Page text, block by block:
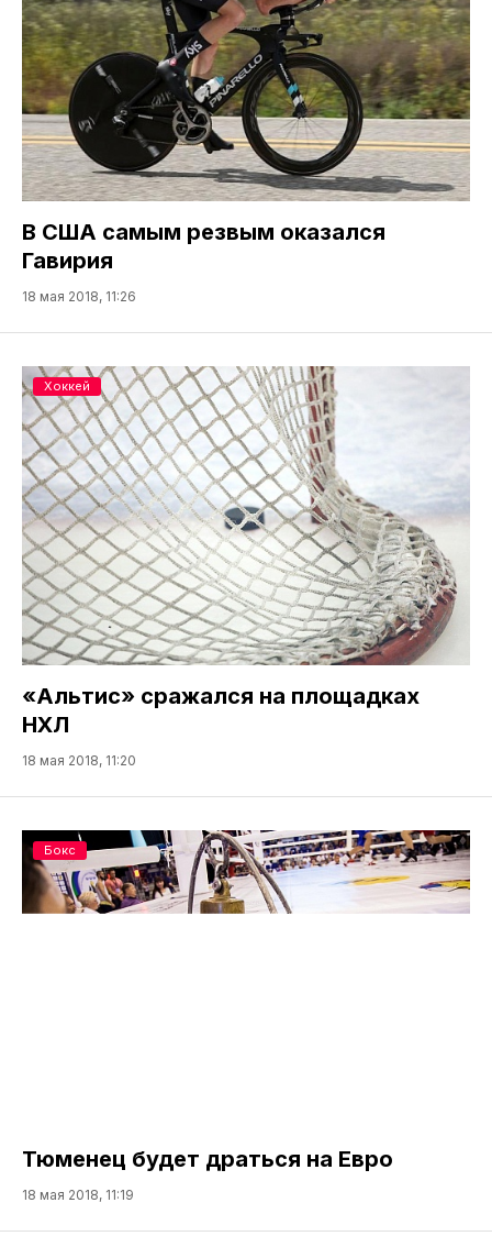
В США самым резвым оказался
Гавирия
18 мая 2018, 11:26
«Альтис» сражался на площадках
НХЛ
18 мая 2018, 11:20
Хоккей
Тюменец будет драться на Евро
18 мая 2018, 11:19
Бокс